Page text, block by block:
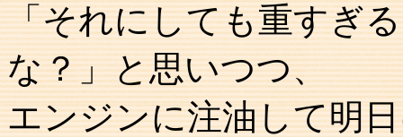
「それにしても重すぎ
な？」と思いつつ、
エンジンに注油して明